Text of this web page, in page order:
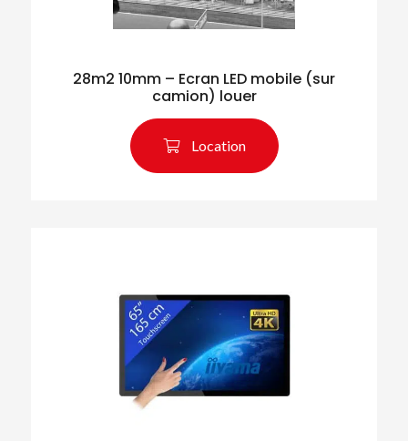
28m2 10mm – Ecran LED mobile (sur
camion) louer
Location